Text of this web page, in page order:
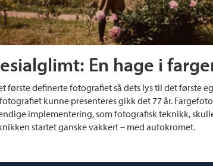
En hage i
første definerte fotografiet så dets lys til det første
kunne presenteres gikk det 77 år.
implementering, som fotografisk teknikk,
startet ganske vakkert – med autokromet.